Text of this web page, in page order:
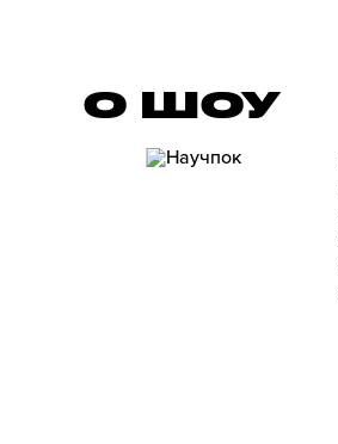
О ШОУ